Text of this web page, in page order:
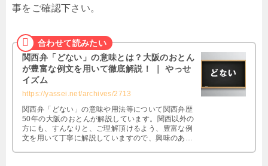
事をご確認下さい。
関西弁「どない」の意味とは？大阪のおとん
が豊富な例文を用いて徹底解説！ ｜ やっせ
イズム
https://yassei.net/archives/2713
関西弁「どない」の意味や用法等について関西弁歴
50年の大阪のおとんが解説しています。関西以外の
方にも、すんなりと、ご理解頂けるよう、豊富な例
文を用いて丁寧に解説していますので、興味のある